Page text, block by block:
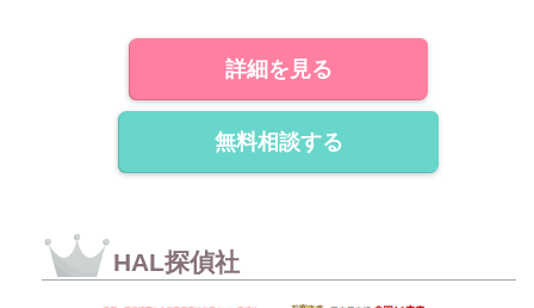
詳細を見る
無料相談する
HAL探偵社